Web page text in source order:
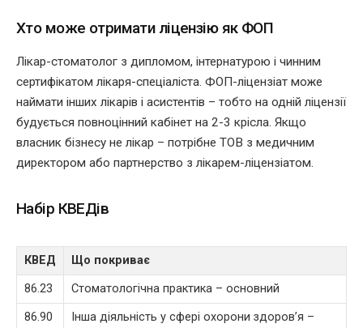
Хто може отримати ліцензію як ФОП
Лікар-стоматолог з дипломом, інтернатурою і чинним
сертифікатом лікаря-спеціаліста. ФОП-ліцензіат може
наймати інших лікарів і асистентів – тобто на одній ліцензії
будується повноцінний кабінет на 2-3 крісла. Якщо
власник бізнесу не лікар – потрібне ТОВ з медичним
директором або партнерство з лікарем-ліцензіатом.
Набір КВЕДів
КВЕД Що покриває
86.23 Стоматологічна практика – основний
86.90
Інша діяльність у сфері охорони здоров’я –